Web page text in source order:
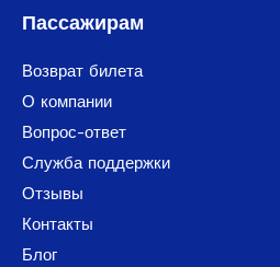
Пассажирам
Возврат билета
О компании
Вопрос-ответ
Служба поддержки
Отзывы
Контакты
Блог